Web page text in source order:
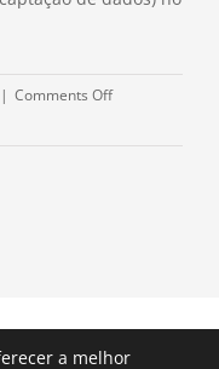
| Comments Offon
Emprego
(SI2E)
a melhor